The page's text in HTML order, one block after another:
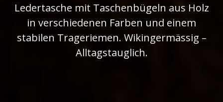
Ledertasche mit Taschenbügeln aus Holz
in verschiedenen Farben und einem
stabilen Trageriemen. Wikingermässig –
Alltagstauglich.